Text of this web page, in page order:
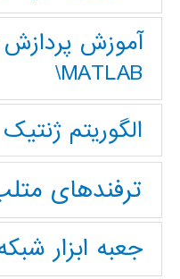
آموزش پردازش
MATLAB\
الگوریتم ژنتیک
ترفندهای
جعبه ابزار